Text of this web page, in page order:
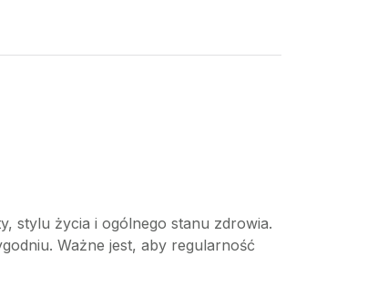
stylu życia i ogólnego stanu zdrowia.
Ważne jest, aby regularność